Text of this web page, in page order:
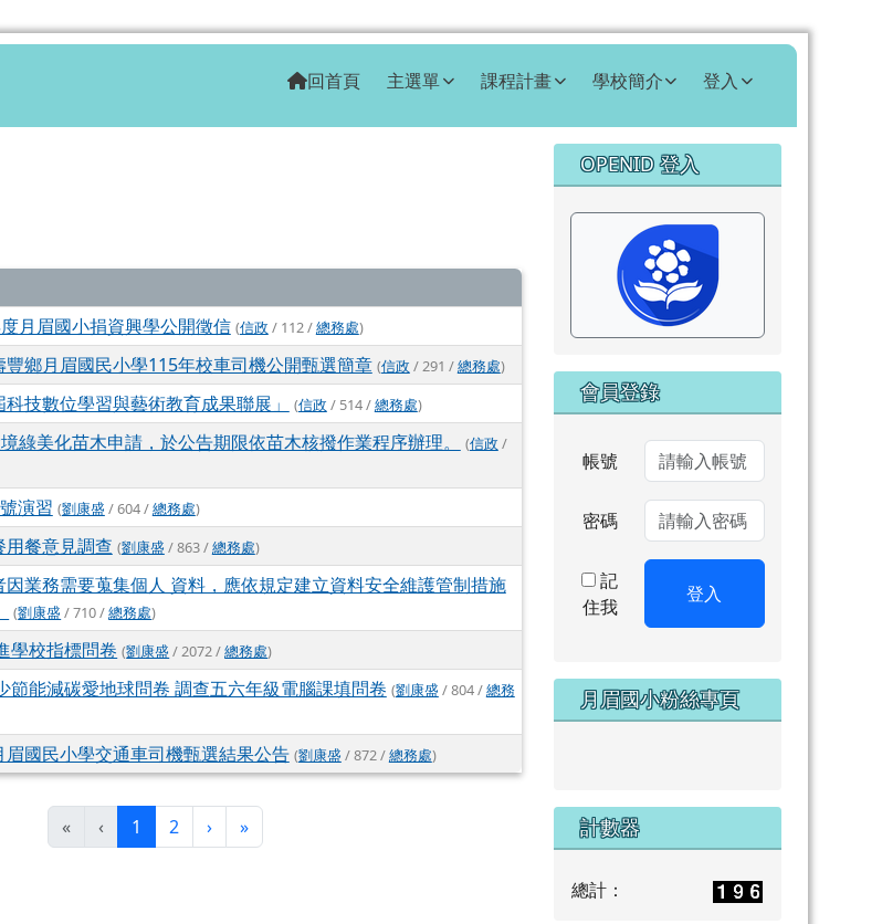
資訊網 回首頁 主選單 課程計畫 學校簡介 登入
月眉國小捐資興學公開徵信 (信政 / 112 /總務處)
豐鄉月眉國民小學115年校車司機公開甄選簡章 (信政 / 291 /總務處)
科技數位學習與藝術教育成果聯展」 (信政 / 514 /總務處)
綠美化苗木申請，於公告期限依苗木核撥作業程序辦理。 (信政 /
演習 (劉康盛 / 604 /總務處)
用餐意見調查 (劉康盛 / 863 /總務處)
因業務需要蒐集個人 資料，應依規定建立資料安全維護管制措施
(劉康盛 / 710 /總務處)
學校指標問卷 (劉康盛 / 2072 /總務處)
節能減碳愛地球問卷 調查五六年級電腦課填問卷 (劉康盛 / 804 /總務
眉國民小學交通車司機甄選結果公告 (劉康盛 / 872 /總務處)
« ‹ 1 (目前頁次)
2 ›下一頁
»最後頁
右邊區域內容
OPENID 登入
會員登錄
帳號
密碼
記
住我
登入
月眉國小粉絲專頁
計數器
總計：